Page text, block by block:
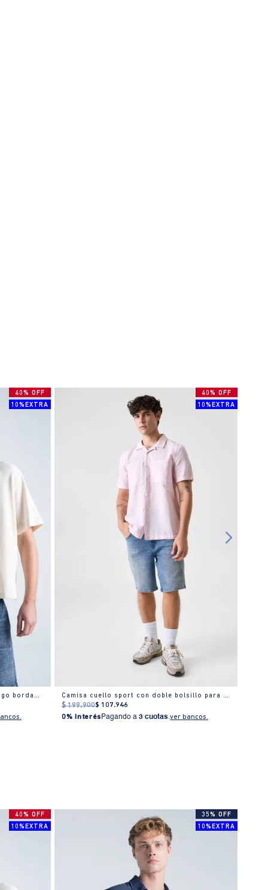
40% OFF
10%EXTRA
Camisa oversize en algodón con logo bordado
40% OFF
10%EXTRA
Camisa cuello sport con doble bolsillo para hombre
$ 199.900$ 107.946
0% Interés Pagando a3 cuotas.ver bancos.
40% OFF
10%EXTRA
35% OFF
10%EXTRA